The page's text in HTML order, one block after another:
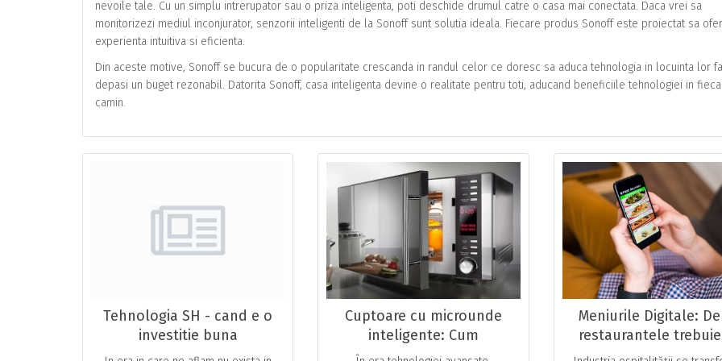
nevoile tale. Cu un simplu intrerupator sau o priza inteligenta, poti deschide drumul catre o casa mai conectata. Daca vrei sa
monitorizezi mediul inconjurator, senzorii inteligenti de la Sonoff sunt solutia ideala. Fiecare produs Sonoff este proiectat sa
experienta intuitiva si eficienta.
Din aceste motive, Sonoff se bucura de o popularitate crescanda in randul celor ce doresc sa aduca tehnologia in locuinta lor
depasi un buget rezonabil. Datorita Sonoff, casa inteligenta devine o realitate pentru toti, aducand beneficiile tehnologiei in
camin.
Tehnologia SH - cand e o
investitie buna
Cuptoare cu microunde
inteligente: Cum
tehnologia IoT transformă
Meniurile Digitale:
restaurantele
adopte tehnologia